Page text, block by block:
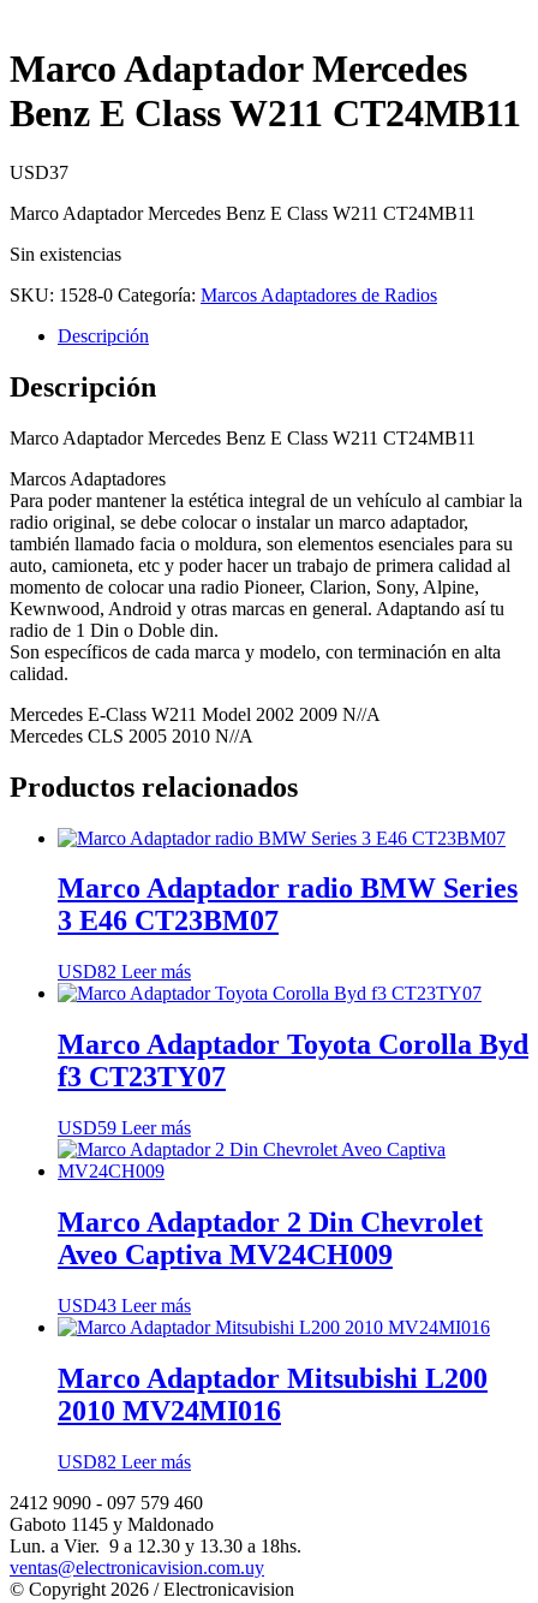
Marco Adaptador Mercedes
Benz E Class W211 CT24MB11
USD37
Marco Adaptador Mercedes Benz E Class W211 CT24MB11
Sin existencias
SKU: 1528-0 Categoría: Marcos Adaptadores de Radios
Descripción
Descripción
Marco Adaptador Mercedes Benz E Class W211 CT24MB11
Marcos Adaptadores
Para poder mantener la estética integral de un vehículo al cambiar la
radio original, se debe colocar o instalar un marco adaptador,
también llamado facia o moldura, son elementos esenciales para su
auto, camioneta, etc y poder hacer un trabajo de primera calidad al
momento de colocar una radio Pioneer, Clarion, Sony, Alpine,
Kewnwood, Android y otras marcas en general. Adaptando así tu
radio de 1 Din o Doble din.
Son específicos de cada marca y modelo, con terminación en alta
calidad.
Mercedes E-Class W211 Model 2002 2009 N//A
Mercedes CLS 2005 2010 N//A
Productos relacionados
Marco Adaptador radio BMW Series
3 E46 CT23BM07
USD82 Leer más
Marco Adaptador Toyota Corolla Byd
f3 CT23TY07
USD59 Leer más
Marco Adaptador 2 Din Chevrolet
Aveo Captiva MV24CH009
USD43 Leer más
Marco Adaptador Mitsubishi L200
2010 MV24MI016
USD82 Leer más
2412 9090 - 097 579 460
Gaboto 1145 y Maldonado
Lun. a Vier. 9 a 12.30 y 13.30 a 18hs.
ventas@electronicavision.com.uy
© Copyright 2026 / Electronicavision